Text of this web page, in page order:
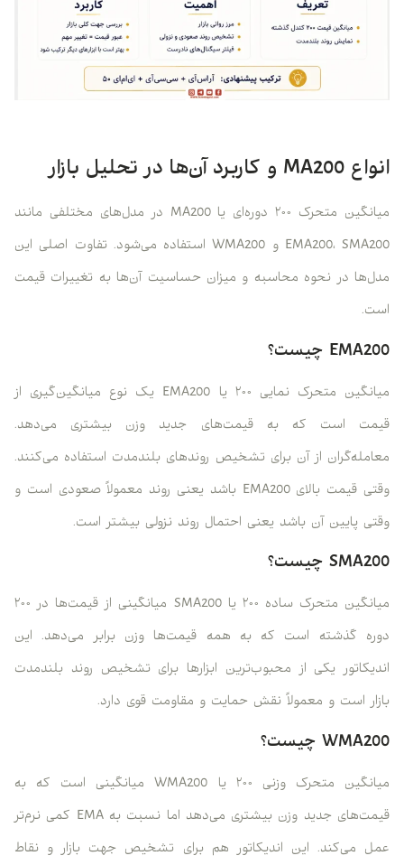
انواع MA200 و کاربرد آن‌ها در تحلیل بازار
میانگین متحرک ۲۰۰ دوره‌ای یا MA200 در مدل‌های مختلفی مانند
EMA200، SMA200 و WMA200 استفاده می‌شود. تفاوت اصلی این
مدل‌ها در نحوه محاسبه و میزان حساسیت آن‌ها به تغییرات قیمت
است.
EMA200 چیست؟
میانگین متحرک نمایی ۲۰۰ یا EMA200 یک نوع میانگین‌گیری از
قیمت است که به قیمت‌های جدید وزن بیشتری می‌دهد.
معامله‌گران از آن برای تشخیص روندهای بلندمدت استفاده می‌کنند.
وقتی قیمت بالای EMA200 باشد یعنی روند معمولاً صعودی است و
وقتی پایین آن باشد یعنی احتمال روند نزولی بیشتر است.
SMA200 چیست؟
میانگین متحرک ساده ۲۰۰ یا SMA200 میانگینی از قیمت‌ها در ۲۰۰
دوره گذشته است که به همه قیمت‌ها وزن برابر می‌دهد. این
اندیکاتور یکی از محبوب‌ترین ابزارها برای تشخیص روند بلندمدت
بازار است و معمولاً نقش حمایت و مقاومت قوی دارد.
WMA200 چیست؟
میانگین متحرک وزنی ۲۰۰ یا WMA200 میانگینی است که به
قیمت‌های جدید وزن بیشتری می‌دهد اما نسبت به EMA کمی نرم‌تر
عمل می‌کند. این اندیکاتور هم برای تشخیص جهت بازار و نقاط